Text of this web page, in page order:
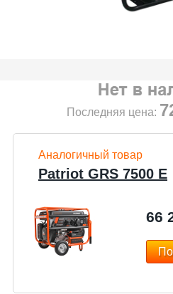
Последняя цена:
Аналогичный товар
Patriot GRS 7500 E
66